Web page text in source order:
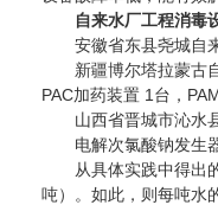
自来水厂工程消毒
安徽省东县尧城自来
新疆博尔塔拉蒙古自
PAC加药装置 1台，
山西省晋城市沁水县
电解次氯酸钠发生
从具体实践中得出的
吨）。如此，则每吨水